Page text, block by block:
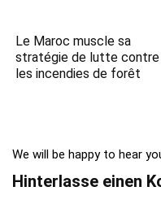
Le Maroc muscle sa
stratégie de lutte contre
les incendies de forêt
We will be happy to hear
Hinterlasse einen